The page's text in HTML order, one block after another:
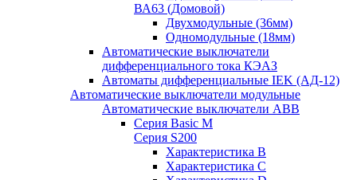
ВА63 (Домовой)
Двухмодульные (36мм)
Одномодульные (18мм)
Автоматические выключатели
дифференциального тока КЭАЗ
Автоматы дифференциальные IEK (АД-12)
Автоматические выключатели модульные
Автоматические выключатели ABB
Серия Basic M
Серия S200
Характеристика B
Характеристика C